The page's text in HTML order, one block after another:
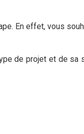
En effet, vous
de projet et de sa